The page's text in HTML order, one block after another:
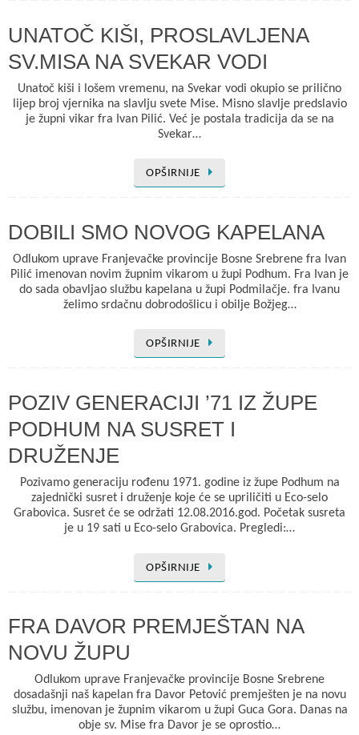
UNATOČ KIŠI, PROSLAVLJENA
SV.MISA NA SVEKAR VODI
Unatoč kiši i lošem vremenu, na Svekar vodi okupio se prilično
lijep broj vjernika na slavlju svete Mise. Misno slavlje predslavio
je župni vikar fra Ivan Pilić. Već je postala tradicija da se na
Svekar…
OPŠIRNIJE
DOBILI SMO NOVOG KAPELANA
Odlukom uprave Franjevačke provincije Bosne Srebrene fra Ivan
Pilić imenovan novim župnim vikarom u župi Podhum. Fra Ivan je
do sada obavljao službu kapelana u župi Podmilačje. fra Ivanu
želimo srdačnu dobrodošlicu i obilje Božjeg…
OPŠIRNIJE
POZIV GENERACIJI ’71 IZ ŽUPE
PODHUM NA SUSRET I
DRUŽENJE
Pozivamo generaciju rođenu 1971. godine iz župe Podhum na
zajednički susret i druženje koje će se upriličiti u Eco-selo
Grabovica. Susret će se održati 12.08.2016.god. Početak susreta
je u 19 sati u Eco-selo Grabovica. Pregledi:…
OPŠIRNIJE
FRA DAVOR PREMJEŠTAN NA
NOVU ŽUPU
Odlukom uprave Franjevačke provincije Bosne Srebrene
dosadašnji naš kapelan fra Davor Petović premješten je na novu
službu, imenovan je župnim vikarom u župi Guca Gora. Danas na
obje sv. Mise fra Davor je se oprostio…